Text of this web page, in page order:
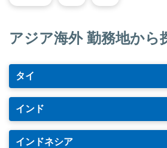
アジア海外 勤務地から
タイ
インド
インドネシア